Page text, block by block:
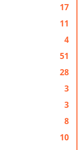
17
11
4
51
28
3
3
8
10